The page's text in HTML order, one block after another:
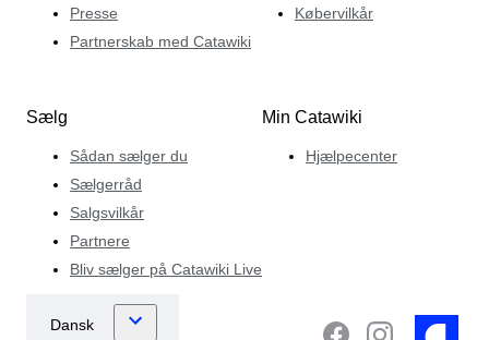
Presse
Partnerskab med Catawiki
Købervilkår
Sælg
Sådan sælger du
Sælgerråd
Salgsvilkår
Partnere
Bliv sælger på Catawiki Live
Min Catawiki
Hjælpecenter